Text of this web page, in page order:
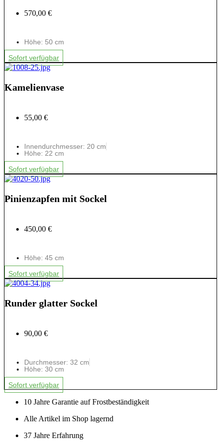
570,00 €
Höhe: 50 cm
Sofort verfügbar
Kamelienvase
55,00 €
Innendurchmesser: 20 cm
Höhe: 22 cm
Sofort verfügbar
Pinienzapfen mit Sockel
450,00 €
Höhe: 45 cm
Sofort verfügbar
Runder glatter Sockel
90,00 €
Durchmesser: 32 cm
Höhe: 30 cm
Sofort verfügbar
10 Jahre Garantie auf Frostbeständigkeit
Alle Artikel im Shop lagernd
37 Jahre Erfahrung